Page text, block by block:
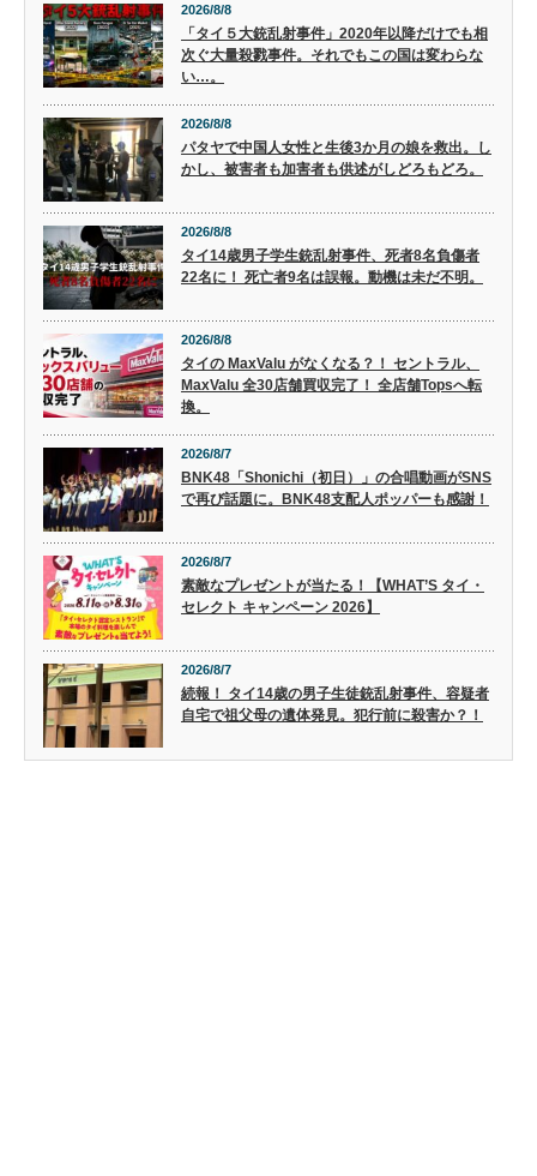
2026/8/8
「タイ５大銃乱射事件」2020年以降だけでも相
次ぐ大量殺戮事件。それでもこの国は変わらな
い…。
2026/8/8
パタヤで中国人女性と生後3か月の娘を救出。し
かし、被害者も加害者も供述がしどろもどろ。
2026/8/8
タイ14歳男子学生銃乱射事件、死者8名負傷者
22名に！ 死亡者9名は誤報。動機は未だ不明。
2026/8/8
タイの MaxValu がなくなる？！ セントラル、
MaxValu 全30店舗買収完了！ 全店舗Topsへ転
換。
2026/8/7
BNK48「Shonichi（初日）」の合唱動画がSNS
で再び話題に。BNK48支配人ポッパーも感謝！
2026/8/7
素敵なプレゼントが当たる！【WHAT’S タイ・
セレクト キャンペーン 2026】
2026/8/7
続報！ タイ14歳の男子生徒銃乱射事件、容疑者
自宅で祖父母の遺体発見。犯行前に殺害か？！